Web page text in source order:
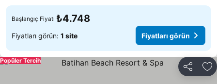
Başlangıç Fiyatı ₺4.748
Fiyatları görün: 1 site Fiyatları görün
Paylaş
Popüler Tercih